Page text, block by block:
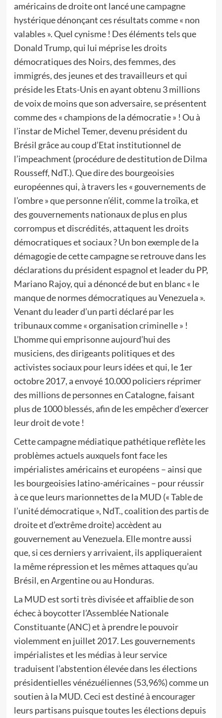
américains de droite ont lancé une campagne
hystérique dénonçant ces résultats comme « non
valables ». Quel cynisme ! Des éléments tels que
Donald Trump, qui lui méprise les droits
démocratiques des Noirs, des femmes, des
immigrés, des jeunes et des travailleurs et qui
préside les Etats-Unis en ayant obtenu 3 millions
de voix de moins que son adversaire, se présentent
comme des « champions de la démocratie » ! Ou à
l’instar de Michel Temer, devenu président du
Brésil grâce au coup d’Etat institutionnel de
l’impeachment (procédure de destitution de Dilma
Rousseff, NdT.). Que dire des bourgeoisies
européennes qui, à travers les « gouvernements de
l’ombre » que personne n’élit, comme la troïka, et
des gouvernements nationaux de plus en plus
corrompus et discrédités, attaquent les droits
démocratiques et sociaux ? Un bon exemple de la
démagogie de cette campagne se retrouve dans les
déclarations du président espagnol et leader du PP,
Mariano Rajoy, qui a dénoncé de but en blanc « le
manque de normes démocratiques au Venezuela ».
Venant du leader d’un parti déclaré par les
tribunaux comme « organisation criminelle » !
L’homme qui emprisonne aujourd’hui des
musiciens, des dirigeants politiques et des
activistes sociaux pour leurs idées et qui, le 1er
octobre 2017, a envoyé 10.000 policiers réprimer
des millions de personnes en Catalogne, faisant
plus de 1000 blessés, afin de les empêcher d’exercer
leur droit de vote !
Cette campagne médiatique pathétique reflète les
problèmes actuels auxquels font face les
impérialistes américains et européens – ainsi que
les bourgeoisies latino-américaines – pour réussir
à ce que leurs marionnettes de la MUD (« Table de
l’unité démocratique », NdT., coalition des partis de
droite et d’extrême droite) accèdent au
gouvernement au Venezuela. Elle montre aussi
que, si ces derniers y arrivaient, ils appliqueraient
la même répression et les mêmes attaques qu’au
Brésil, en Argentine ou au Honduras.
La MUD est sorti très divisée et affaiblie de son
échec à boycotter l’Assemblée Nationale
Constituante (ANC) et à prendre le pouvoir
violemment en juillet 2017. Les gouvernements
impérialistes et les médias à leur service
traduisent l’abstention élevée dans les élections
présidentielles vénézuéliennes (53,96%) comme un
soutien à la MUD. Ceci est destiné à encourager
leurs partisans puisque toutes les élections depuis